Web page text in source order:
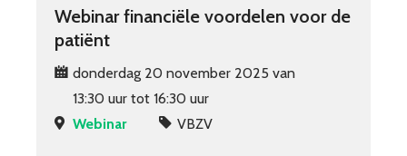
Webinar financiële voordelen voor de
patiënt
donderdag 20 november 2025 van
13:30 uur tot 16:30 uur
Webinar
VBZV